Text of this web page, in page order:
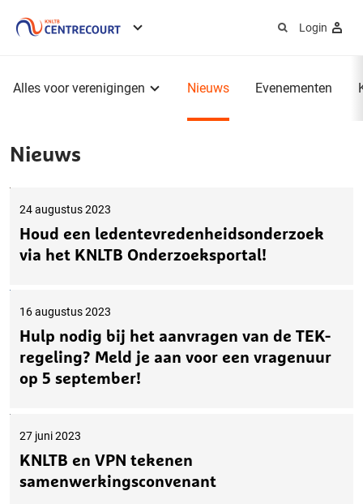
Login
Alles voor verenigingen Nieuws Evenementen
Nieuws
24 augustus 2023
Houd een ledentevredenheidsonderzoek
via het KNLTB Onderzoeksportal!
16 augustus 2023
Hulp nodig bij het aanvragen van de TEK-
regeling? Meld je aan voor een vragenuur
op 5 september!
27 juni 2023
KNLTB en VPN tekenen
samenwerkingsconvenant